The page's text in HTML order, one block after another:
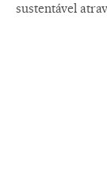
sustentável